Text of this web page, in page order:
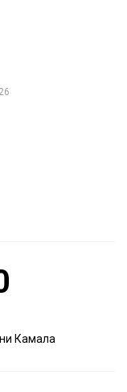
Камала